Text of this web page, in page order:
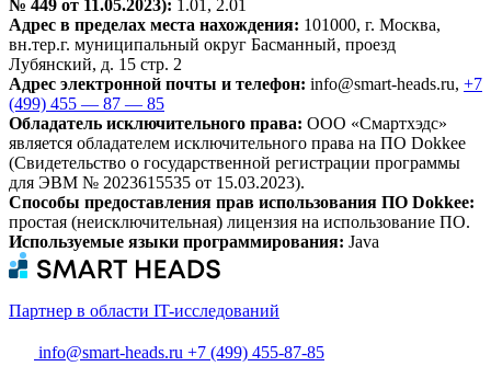
№ 449 от 11.05.2023): 1.01, 2.01
Адрес в пределах места нахождения: 101000, г. Москва,
вн.тер.г. муниципальный округ Басманный, проезд
Лубянский, д. 15 стр. 2
Адрес электронной почты и телефон: info@smart-heads.ru, +7
(499) 455 — 87 — 85
Обладатель исключительного права: ООО «Смартхэдс»
является обладателем исключительного права на ПО Dokkee
(Свидетельство о государственной регистрации программы
для ЭВМ № 2023615535 от 15.03.2023).
Способы предоставления прав использования ПО Dokkee:
простая (неисключительная) лицензия на использование ПО.
Используемые языки программирования: Java
Партнер в области IT-исследований
info@smart-heads.ru +7 (499) 455-87-85